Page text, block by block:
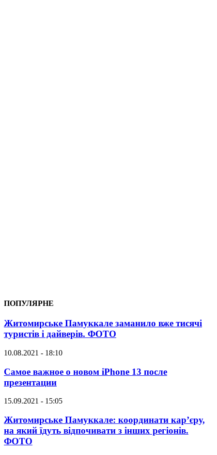
ПОПУЛЯРНЕ
Житомирське Памуккале заманило вже тисячі
туристів і дайверів. ФОТО
10.08.2021 - 18:10
Самое важное о новом iPhone 13 после
презентации
15.09.2021 - 15:05
Житомирське Памуккале: координати кар’єру,
на який їдуть відпочивати з інших регіонів.
ФОТО